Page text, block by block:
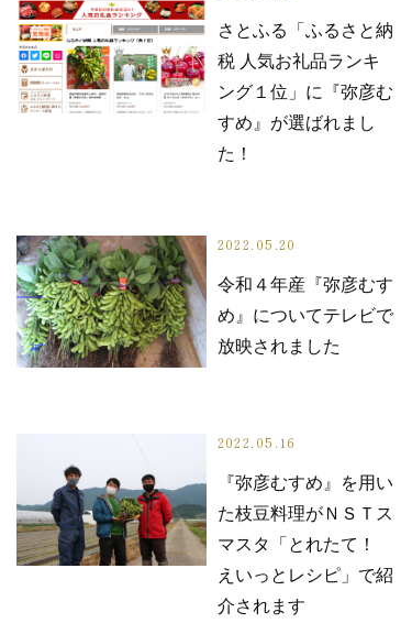
さとふる「ふるさと納
税 人気お礼品ランキ
ング１位」に『弥彦む
すめ』が選ばれまし
た！
2022.05.20
令和４年産『弥彦むす
め』についてテレビで
放映されました
2022.05.16
『弥彦むすめ』を用い
た枝豆料理がＮＳＴス
マスタ「とれたて！
えいっとレシピ」で紹
介されます